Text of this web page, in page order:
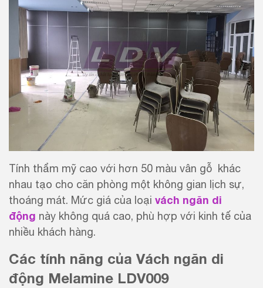
Tính thẩm mỹ cao với hơn 50 màu vân gỗ khác
nhau tạo cho căn phòng một không gian lịch sự,
thoáng mát. Mức giá của loại vách ngăn di
động này không quá cao, phù hợp với kinh tế của
nhiều khách hàng.
Các tính năng của Vách ngăn di
động Melamine LDV009